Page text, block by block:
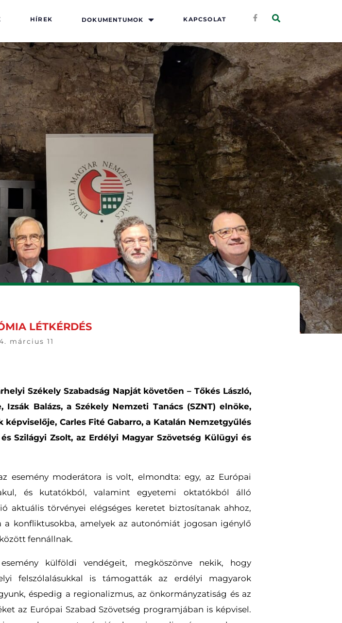
HÍREK DOKUMENTUMOK KAPCSOLAT
LÉTKÉRDÉS
március 11
Székely Szabadság Napját követően – Tőkés László,
Balázs, a Székely Nemzeti Tanács (SZNT) elnöke,
Carles Fité Gabarro, a Katalán Nemzetgyűlés
Szilágyi Zsolt, az Erdélyi Magyar Szövetség Külügyi és
esemény moderátora is volt, elmondta: egy, az Európai
és kutatókból, valamint egyetemi oktatókból álló
aktuális törvényei elégséges keretet biztosítanak ahhoz,
konfliktusokba, amelyek az autonómiát jogosan igénylő
fennállnak.
külföldi vendégeit, megköszönve nekik, hogy
felszólalásukkal is támogatták az erdélyi magyarok
éspedig a regionalizmus, az önkormányzatiság és az
az Európai Szabad Szövetség programjában is képvisel.